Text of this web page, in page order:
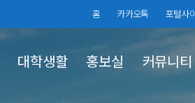
홈 카카오톡 포털사
대학생활 홍보실 커뮤니티